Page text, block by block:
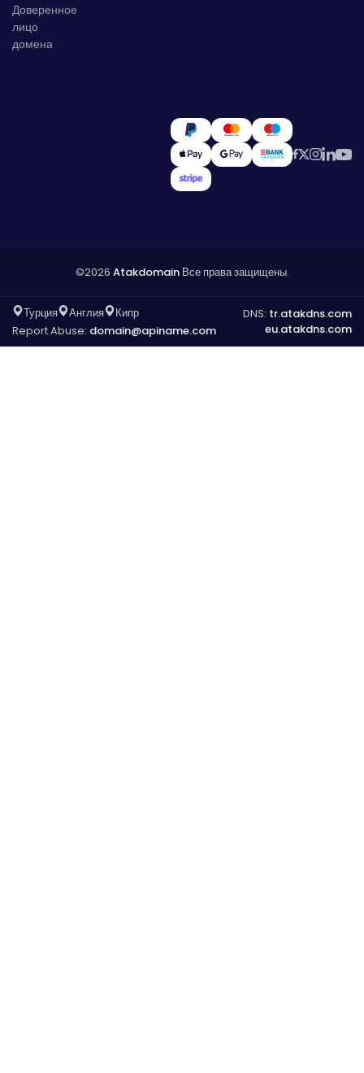
Доверенное
лицо
домена
©2026 AtakdomainВсе права защищены.
Турция Англия
Кипр
Report Abuse: domain@apiname.com
DNS: tr.atakdns.com
eu.atakdns.com